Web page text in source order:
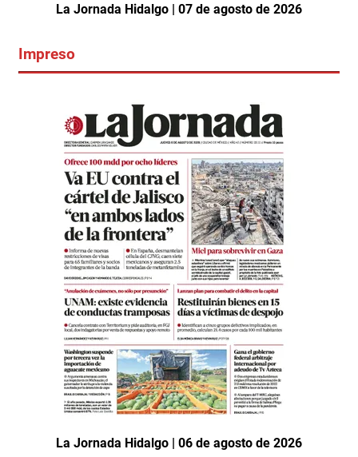
La Jornada Hidalgo | 07 de agosto de 2026
Impreso
La Jornada Hidalgo | 06 de agosto de 2026